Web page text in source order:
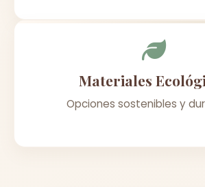
Materiales
Opciones sostenibles y